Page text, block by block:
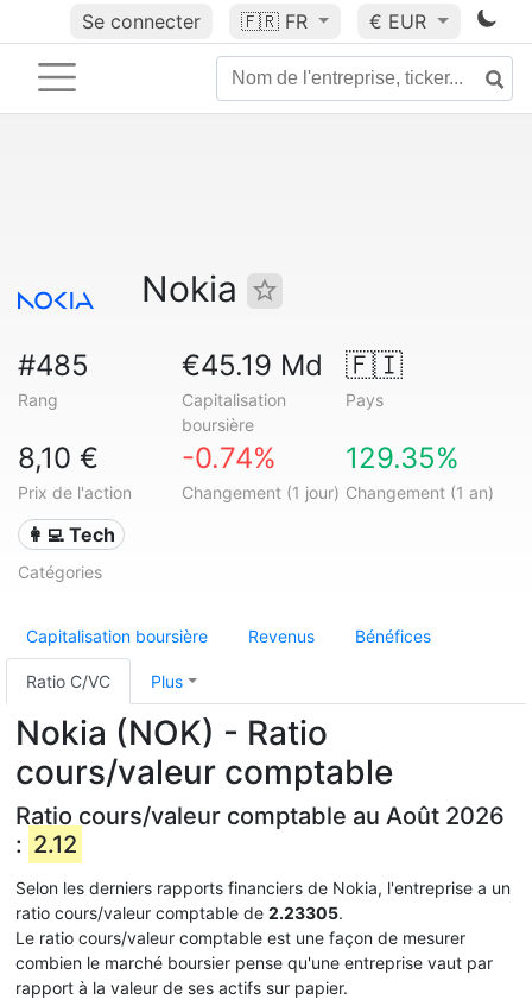
Se connecter 🇫🇷 FR € EUR
Nokia
#485
Rang
€45.19 Md
Capitalisation
boursière
🇫🇮
Pays
8,10 €
Prix de l'action
-0.74%
Changement (1 jour)
129.35%
Changement (1 an)
👩‍💻 Tech
Catégories
Capitalisation boursière Revenus Bénéfices
Ratio C/VC Plus
Nokia (NOK) - Ratio
cours/valeur comptable
Ratio cours/valeur comptable au Août 2026
: 2.12
Selon les derniers rapports financiers de Nokia, l'entreprise a un
ratio cours/valeur comptable de 2.23305.
Le ratio cours/valeur comptable est une façon de mesurer
combien le marché boursier pense qu'une entreprise vaut par
rapport à la valeur de ses actifs sur papier.